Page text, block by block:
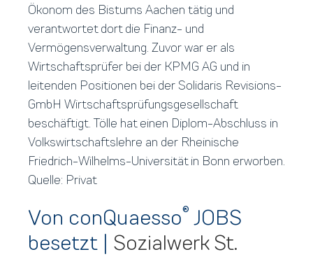
Ökonom des Bistums Aachen tätig und
verantwortet dort die Finanz- und
Vermögensverwaltung. Zuvor war er als
Wirtschaftsprüfer bei der KPMG AG und in
leitenden Positionen bei der Solidaris Revisions-
GmbH Wirtschaftsprüfungsgesellschaft
beschäftigt. Tölle hat einen Diplom-Abschluss in
Volkswirtschaftslehre an der Rheinische
Friedrich-Wilhelms-Universität in Bonn erworben.
Quelle: Privat
Von conQuaesso® JOBS
besetzt | Sozialwerk St.